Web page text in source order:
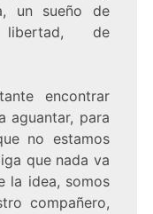
un sueño de
de
encontrar
aguantar, para
no estamos
que nada va
la idea, somos
compañero,